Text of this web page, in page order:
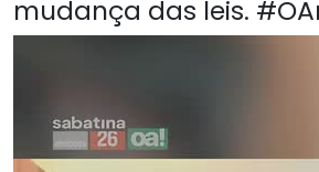
mudança das leis.